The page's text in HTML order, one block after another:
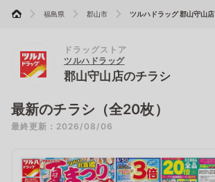
福島県 郡山市 ツルハドラッグ 郡山守山店
ドラッグストア
ツルハドラッグ
郡山守山店のチラシ
最新のチラシ（全20枚）
最終更新：2026/08/06